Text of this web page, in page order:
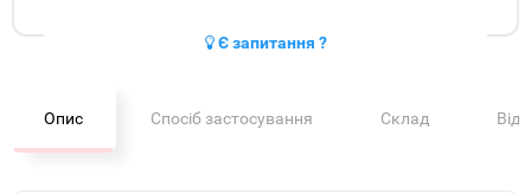
Є запитання ?
Опис Спосіб застосування Склад